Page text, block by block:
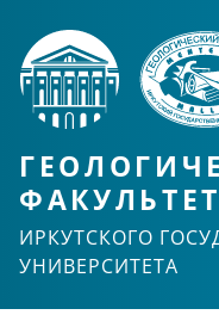
ФАКУЛЬТЕТ
ИРКУТСКОГО
УНИВЕРСИТЕТА